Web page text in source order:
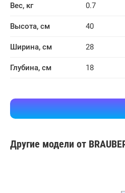
Вес, кг 0.7
Высота, см 40
Ширина, см 28
Глубина, см 18
Другие модели от